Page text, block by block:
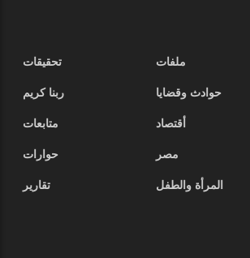
ملفات
تحقيقات
حوادث وقضايا
ربنا كريم
أقتصاد
متابعات
مصر
حوارات
المرأة والطفل
تقارير